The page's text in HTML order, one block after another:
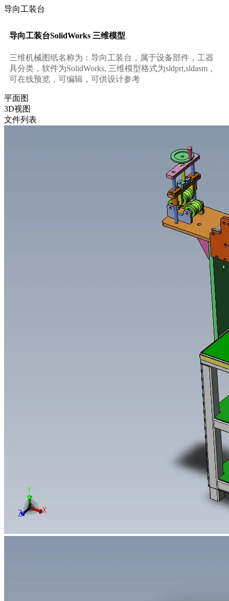
导向工装台
导向工装台SolidWorks 三维模型
三维机械图纸名称为：导向工装台，属于设备部件，工器
具分类，软件为SolidWorks, 三维模型格式为sldprt,sldasm，
可在线预览，可编辑，可供设计参考
平面图
3D视图
文件列表